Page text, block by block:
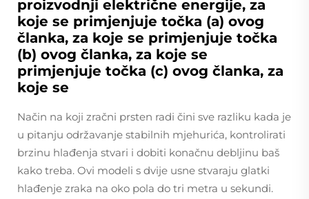
proizvodnji električne energije, za
koje se primjenjuje točka (a) ovog
članka, za koje se primjenjuje točka
(b) ovog članka, za koje se
primjenjuje točka (c) ovog članka, za
koje se
Način na koji zračni prsten radi čini sve razliku kada je
u pitanju održavanje stabilnih mjehurića, kontrolirati
brzinu hlađenja stvari i dobiti konačnu debljinu baš
kako treba. Ovi modeli s dvije usne stvaraju glatki
hlađenje zraka na oko pola do tri metra u sekundi.